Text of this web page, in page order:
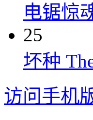
电锯惊
25
坏种
访问手机